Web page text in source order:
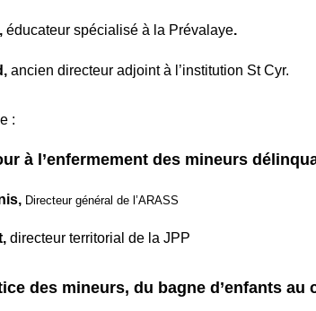
éducateur spécialisé à la Prévalaye.
ancien directeur adjoint à l’institution St Cyr.
:
à l’enfermement des mineurs
Directeur général de l’ARASS
directeur territorial de la JPP
des mineurs, du bagne d’enfants au